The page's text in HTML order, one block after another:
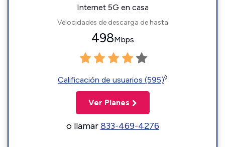
Internet 5G en casa
Velocidades de descarga de hasta
498Mbps
Calificación de usuarios (595)◊
Ver Planes
o llamar833-469-4276